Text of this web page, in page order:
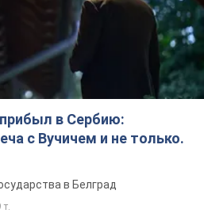
в Сербию:
с Вучичем и не только.
в Белград
т.